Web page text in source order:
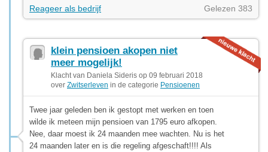
Reageer als bedrijf Gelezen 383
klein pensioen akopen niet
meer mogelijk!
Klacht van Daniela Sideris op 09 februari 2018
over Zwitserleven in de categorie Pensioenen
Twee jaar geleden ben ik gestopt met werken en toen
wilde ik meteen mijn pensioen van 1795 euro afkopen.
Nee, daar moest ik 24 maanden mee wachten. Nu is het
24 maanden later en is die regeling afgeschaft!!!! Als